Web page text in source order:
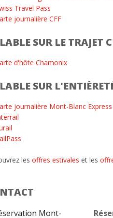
Travel Pass
journalière CFF
SUR LE TRAJET
d'hôte Chamonix
SUR
journalière Mont-Blanc Express
les offres estivales et les